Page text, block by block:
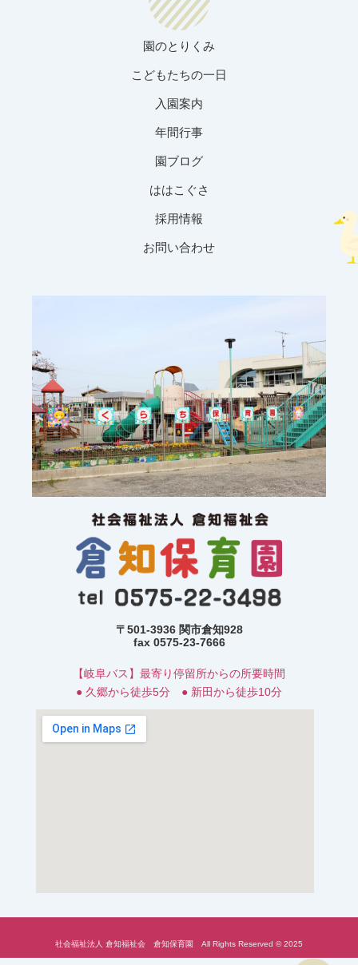
園のとりくみ
こどもたちの一日
入園案内
年間行事
園ブログ
ははこぐさ
採用情報
お問い合わせ
〒501-3936 関市倉知928
fax 0575-23-7666
【岐阜バス】最寄り停留所からの所要時間
● 久郷から徒歩5分 ● 新田から徒歩10分
社会福祉法人 倉知福祉会 倉知保育園 All Rights Reserved © 2025